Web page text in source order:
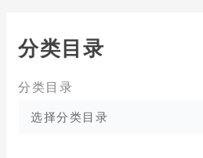
分类目录
分类目录